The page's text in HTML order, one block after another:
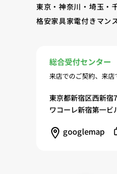
への同意に基づき、当
する情報等の個人情報
事業者（以下「提携
に保有する個人情報
突合して、お客様の
調査・分析、広告の
を配信する等のマー
東京・神奈川・埼玉・
格安家具家電付きマン
総合受付センター
来店でのご契約、来
東京都新宿区西新宿
ワコーレ新宿第一
googlemap